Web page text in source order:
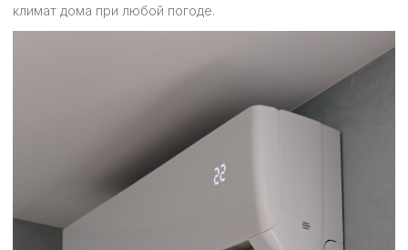
климат дома при любой погоде.